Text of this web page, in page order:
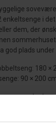
enkeltsenge i
dem, der
god plads under
180 ×
90 × 200
og byder